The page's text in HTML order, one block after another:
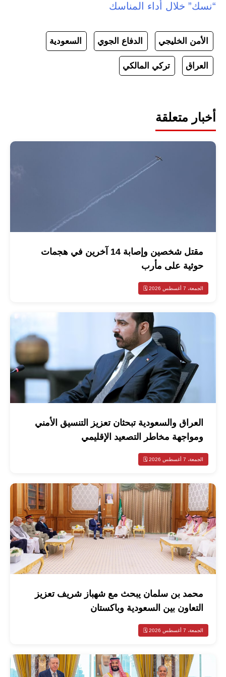
“نسك” خلال أداء المناسك
الأمن الخليجي الدفاع الجوي السعودية
العراق تركي المالكي
أخبار متعلقة
مقتل شخصين وإصابة 14 آخرين في هجمات
حوثية على مأرب
الجمعة، 7 أغسطس 2026 🗓️
العراق والسعودية تبحثان تعزيز التنسيق الأمني
ومواجهة مخاطر التصعيد الإقليمي
الجمعة، 7 أغسطس 2026 🗓️
محمد بن سلمان يبحث مع شهباز شريف تعزيز
التعاون بين السعودية وباكستان
الجمعة، 7 أغسطس 2026 🗓️